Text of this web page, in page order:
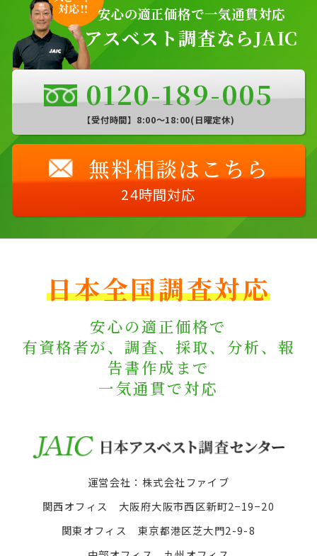
安心の適正価格で一気通貫対応
アスベスト調査ならJAIC
0120-189-005
【受付時間】8:00〜18:00(日曜定休)
無料相談はこちら
24時間対応
日本全国調査対応
安心の適正価格で
有資格者が、調査、採取、分析、報
告書作成まで
一気通貫で対応
運営会社：株式会社ファイブ
関西オフィス 大阪府大阪市西区新町2−19−20
関東オフィス 東京都港区芝大門2-9-8